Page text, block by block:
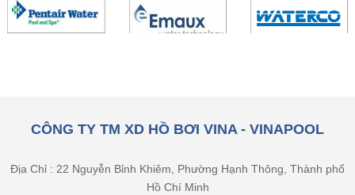
CÔNG TY TM XD HỒ BƠI VINA - VINAPOOL
Địa Chỉ : 22 Nguyễn Bỉnh Khiêm, Phường Hạnh Thông, Thành phố
Hồ Chí Minh